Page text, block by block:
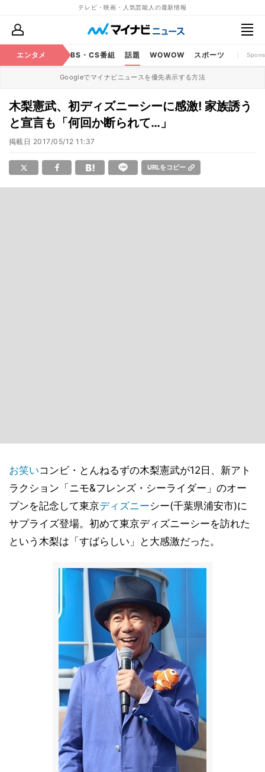
テレビ・映画・人気芸能人の最新情報
エンタメ
映画 YouTube BS・CS番組 話題 WOWOW スポーツ
Googleでマイナビニュースを優先表示する方法
木梨憲武、初ディズニーシーに感激! 家族誘う
と宣言も「何回か断られて…」
掲載日 2017/05/12 11:37
URLをコピー
お笑いコンビ・とんねるずの木梨憲武が12日、新アト
ラクション「ニモ&フレンズ・シーライダー」のオー
プンを記念して東京ディズニーシー(千葉県浦安市)に
サプライズ登場。初めて東京ディズニーシーを訪れた
という木梨は「すばらしい」と大感激だった。